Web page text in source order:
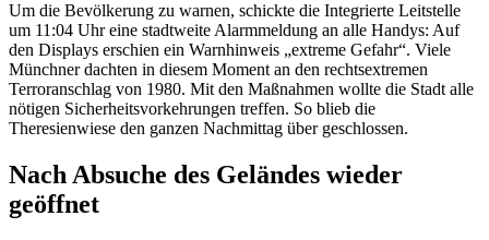
Um die Bevölkerung zu warnen, schickte die Integrierte Leitstelle
um 11:04 Uhr eine stadtweite Alarmmeldung an alle Handys: Auf
den Displays erschien ein Warnhinweis „extreme Gefahr“. Viele
Münchner dachten in diesem Moment an den rechtsextremen
Terroranschlag von 1980. Mit den Maßnahmen wollte die Stadt alle
nötigen Sicherheitsvorkehrungen treffen. So blieb die
Theresienwiese den ganzen Nachmittag über geschlossen.
Nach Absuche des Geländes wieder
geöffnet